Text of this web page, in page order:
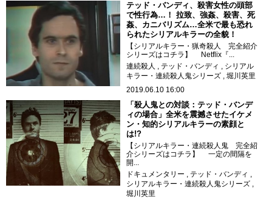
テッド・バンディ、殺害女性の頭部
で性行為…！ 拉致、強姦、殺害、死
姦、カニバリズム…全米で最も恐れ
られたシリアルキラーの全貌！
【シリアルキラー・猟奇殺人 完全紹介
シリーズはコチラ】 Netflix『...
連続殺人
テッド・バンディ
シリアル
キラー・連続殺人鬼シリーズ
堀川英里
2019.06.10 16:00
「殺人鬼との対談：テッド・バンデ
ィの場合」全米を震撼させたイケメ
ン・知的シリアルキラーの素顔と
は!?
【シリアルキラー・連続殺人鬼 完全紹
介シリーズはコチラ】 一定の間隔を
開...
ドキュメンタリー
テッド・バンディ
シリアルキラー・連続殺人鬼シリーズ
堀川英里